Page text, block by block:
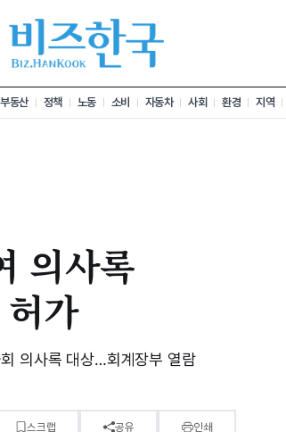
부동산 정책 노동 소비 자동차 사회 환경 지역
의사록
가
의사록 대상…회계장부 열람
스크랩 공유 인쇄